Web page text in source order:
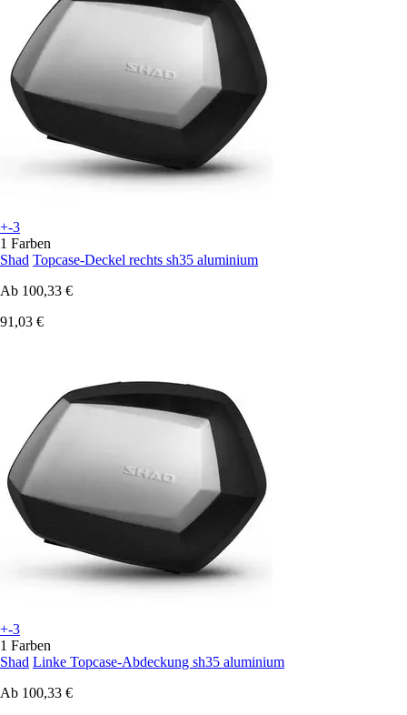
+-3
1 Farben
Shad Topcase-Deckel rechts sh35 aluminium
Ab 100,33 €
91,03 €
+-3
1 Farben
Shad Linke Topcase-Abdeckung sh35 aluminium
Ab 100,33 €